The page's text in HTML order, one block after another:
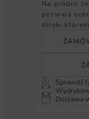
Na próbce
pozwala
dzięki
Sprawdź
Dostawa